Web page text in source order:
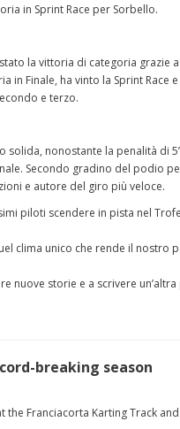
in Sprint Race per Sorbello.
la vittoria di categoria grazie
Finale, ha vinto la Sprint Race
e terzo.
nonostante la penalità di
Secondo gradino del podio
e autore del giro più veloce.
piloti scendere in pista nel
clima unico che rende il nostro
nuove storie e a scrivere
breaking season
the Franciacorta Karting Track